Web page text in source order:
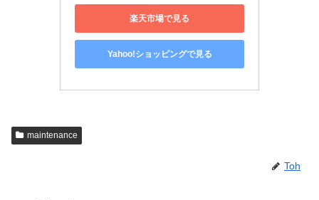
楽天市場で見る
Yahoo!ショッピングで見る
maintenance
Toh